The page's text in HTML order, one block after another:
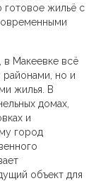
готовое жильё с
в Макеевке всё
но и
жилья. В
домах,
и
город
объект для